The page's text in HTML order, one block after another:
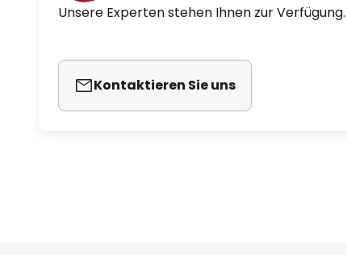
Unsere Experten stehen Ihnen zur Verfügung.
Kontaktieren Sie uns